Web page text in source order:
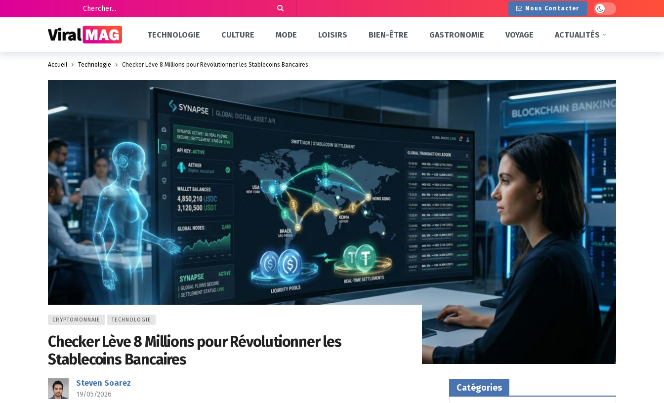
Nous Contacter Dark mode
TECHNOLOGIE CULTURE MODE LOISIRS BIEN-ÊTRE GASTRONOMIE VOYAGE ACTUALITÉS
Accueil Technologie Checker Lève 8 Millions pour Révolutionner les Stablecoins Bancaires
CRYPTOMONNAIE TECHNOLOGIE
Checker Lève 8 Millions pour Révolutionner les
Stablecoins Bancaires
Steven Soarez
19/05/2026
Catégories